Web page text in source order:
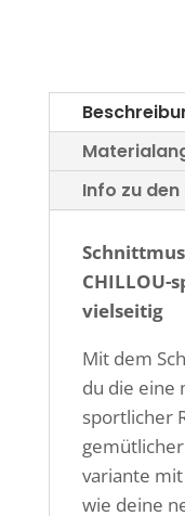
Info zu
CHILLOU-
vielseitig
Mit dem
du die eine
sportlicher
variante
wie deine